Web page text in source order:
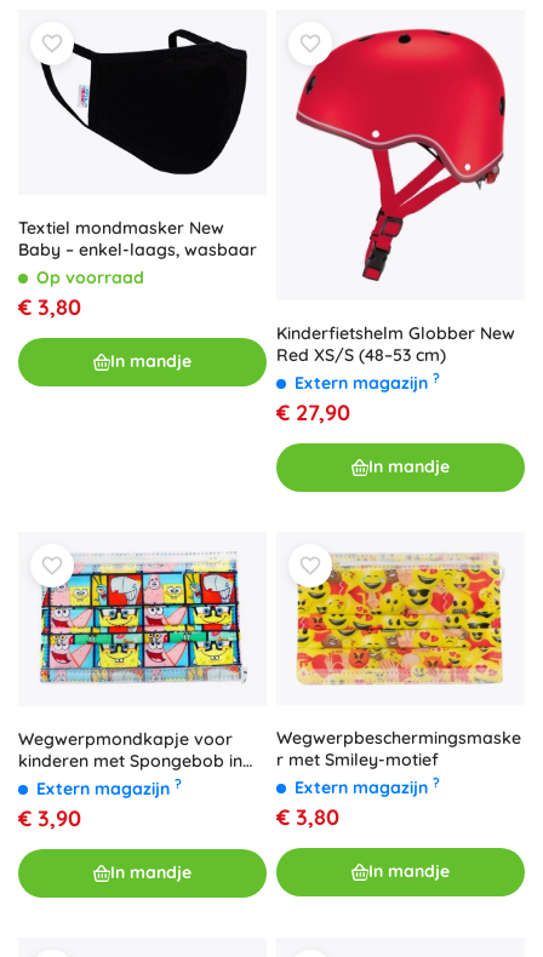
Textiel mondmasker New
Baby – enkel-laags, wasbaar
Op voorraad
€ 3,80
In mandje
Kinderfietshelm Globber New
Red XS/S (48–53 cm)
Extern magazijn ?
€ 27,90
In mandje
Wegwerpmondkapje voor
kinderen met Spongebob in
broek-motief
Extern magazijn ?
€ 3,90
In mandje
Wegwerpbeschermingsmaske
r met Smiley-motief
Extern magazijn ?
€ 3,80
In mandje